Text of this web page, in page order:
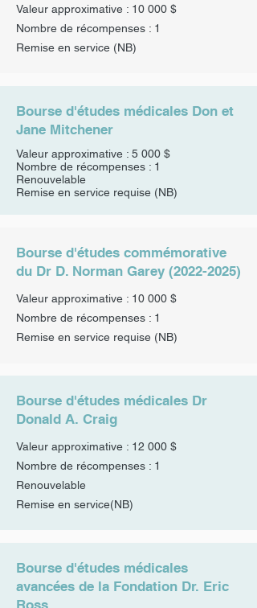
Valeur approximative : 10 000 $
Nombre de récompenses : 1
Remise en service (NB)
Bourse d'études médicales Don et
Jane Mitchener
Valeur approximative : 5 000 $
Nombre de récompenses : 1
Renouvelable
Remise en service requise (NB)
Bourse d'études commémorative
du Dr D. Norman Garey (2022-2025)
Valeur approximative : 10 000 $
Nombre de récompenses : 1
Remise en service requise (NB)
Bourse d'études médicales Dr
Donald A. Craig
Valeur approximative : 12 000 $
Nombre de récompenses : 1
Renouvelable
Remise en service(NB)
Bourse d'études médicales
avancées de la Fondation Dr. Eric
Ross